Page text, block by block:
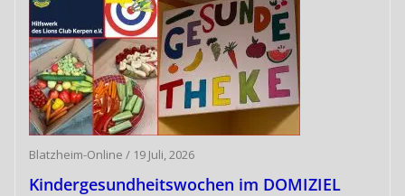
Blatzheim-Online / 19 Juli, 2026
Kindergesundheitswochen im DOMIZIEL